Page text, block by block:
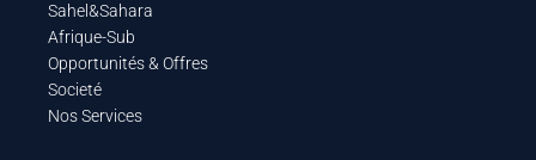
Sahel&Sahara
Afrique-Sub
Opportunités & Offres
Societé
Nos Services